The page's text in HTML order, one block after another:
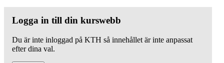
Logga in till din kurswebb
Du är inte inloggad på KTH så innehållet är inte anpassat
efter dina val.